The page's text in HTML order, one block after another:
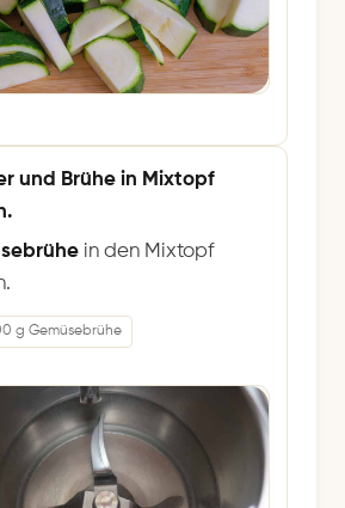
und Brühe in Mixtopf
in den Mixtopf
g Gemüsebrühe